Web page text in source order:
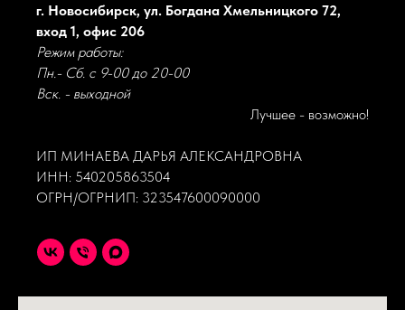
г. Новосибирск, ул. Богдана Хмельницкого 72,
вход 1, офис 206
Режим работы:
Пн.- Сб. с 9-00 до 20-00
Вск. - выходной
Лучшее - возможно!
ИП МИНАЕВА ДАРЬЯ АЛЕКСАНДРОВНА
ИНН: 540205863504
ОГРН/ОГРНИП: 323547600090000